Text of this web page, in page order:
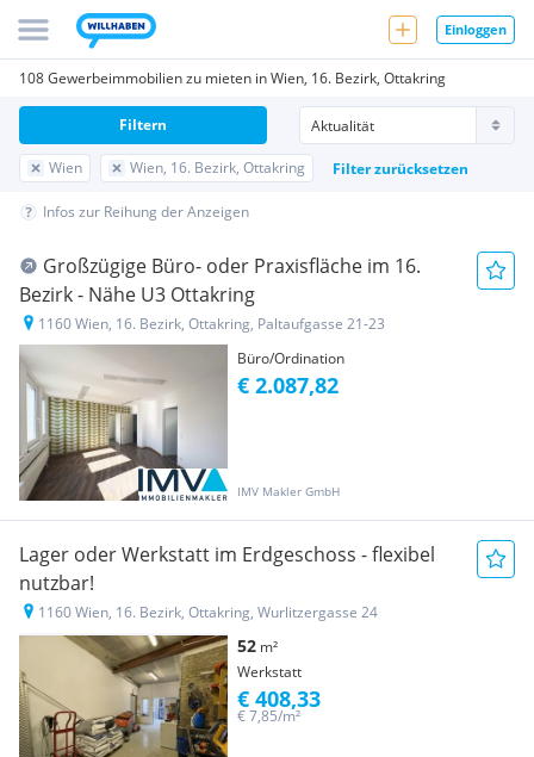
Einloggen
108 Gewerbeimmobilien zu mieten in Wien, 16. Bezirk, Ottakring
Wien Wien, 16. Bezirk, Ottakring Filter zurücksetzen
Filtern
Infos zur Reihung der Anzeigen
Großzügige Büro- oder Praxisfläche im 16.
Bezirk - Nähe U3 Ottakring
1160 Wien, 16. Bezirk, Ottakring, Paltaufgasse 21-23
Büro/Ordination
IMV Makler GmbH
€ 2.087,82
Lager oder Werkstatt im Erdgeschoss - flexibel
nutzbar!
1160 Wien, 16. Bezirk, Ottakring, Wurlitzergasse 24
52 m²
Werkstatt
€ 7,85/m²
€ 408,33